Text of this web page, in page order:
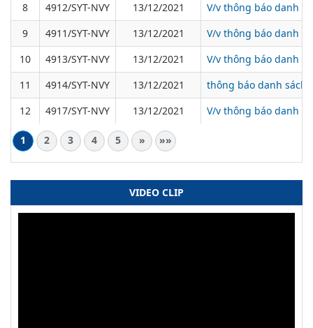
8 4912/SYT-NVY 13/12/2021
V/v thông báo danh
9
4911/SYT-NVY 13/12/2021
V/v thông báo danh
10
4913/SYT-NVY 13/12/2021
V/v thông báo danh
11
4914/SYT-NVY 13/12/2021
thông báo danh sách
12
4917/SYT-NVY 13/12/2021 V/v thông báo danh
1 2 3 4 5 » »»
VIDEO CLIP